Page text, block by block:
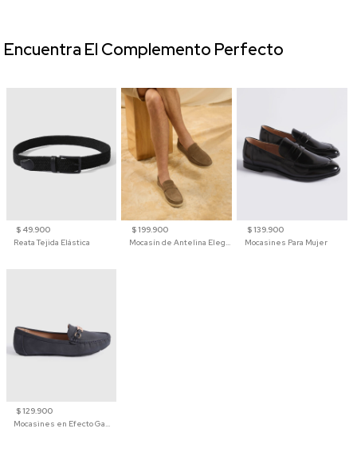
$ 49.900
Reata Tejida Elástica
$ 199.900
Mocasín de Antelina Elegante con Suela de Contraste Para Hombre
$ 139.900
Mocasines Para Mujer
$ 129.900
Mocasines en Efecto Gamuzado Para Mujer
Encuentra El Complemento Perfecto